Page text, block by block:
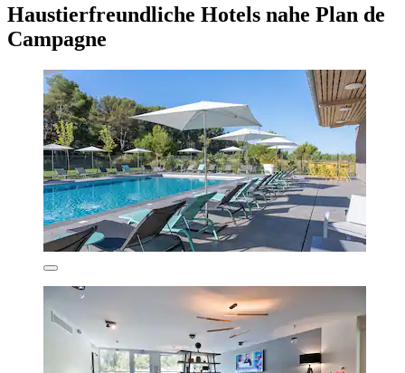
Haustierfreundliche Hotels nahe Plan de
Campagne